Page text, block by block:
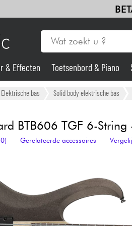
& Effecten Toetsenbord & Piano
Elektrische bas Solid body elektrische bas
BTB606 TGF 6-String
Gerelateerde accessoires